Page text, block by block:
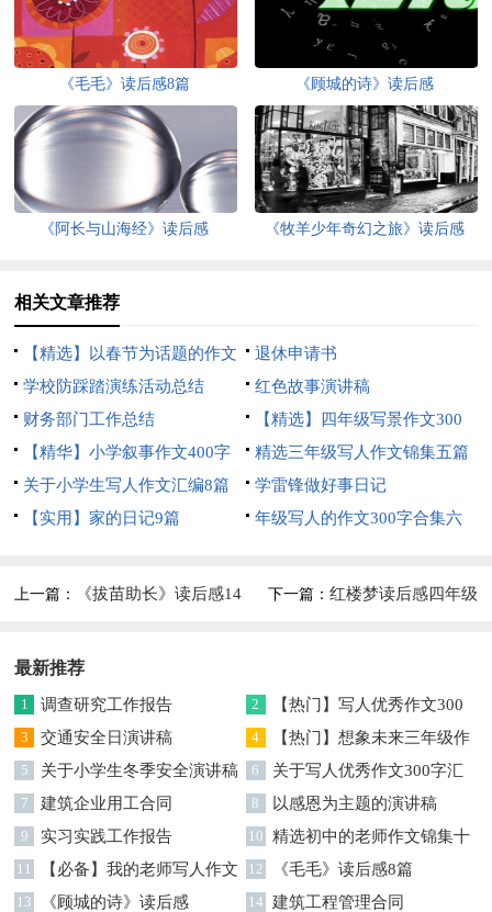
《毛毛》读后感8篇 《顾城的诗》读后感
《阿长与山海经》读后感 《牧羊少年奇幻之旅》读后感
相关文章推荐
【精选】以春节为话题的作文
锦集8篇
退休申请书
学校防踩踏演练活动总结
红色故事演讲稿
财务部门工作总结
【精选】四年级写景作文300
字集合五篇
【精华】小学叙事作文400字
集锦九篇
精选三年级写人作文锦集五篇
关于小学生写人作文汇编8篇
学雷锋做好事日记
【实用】家的日记9篇
年级写人的作文300字合集六
上一篇： 《拔苗助长》读后感14 下一篇： 红楼梦读后感四年级
最新推荐
1 调查研究工作报告 2
【热门】写人优秀作文300
字集合7篇
3 交通安全日演讲稿 4
【热门】想象未来三年级作
文汇编7篇
5 关于小学生冬季安全演讲稿 6
关于写人优秀作文300字汇
编六篇
7 建筑企业用工合同 8 以感恩为主题的演讲稿
9 实习实践工作报告 10 精选初中的老师作文锦集十
篇
11
【必备】我的老师写人作文
集合八篇
12 《毛毛》读后感8篇
13 《顾城的诗》读后感 14 建筑工程管理合同